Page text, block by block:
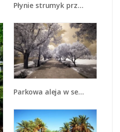
Płynie strumyk przez zielony las - KN1262A
Parkowa aleja w sepii - KN734